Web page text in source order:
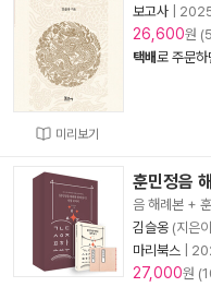
미리보기
보고사
26,600원
택배로 주문하
훈민정음
음 해례본 +
김슬옹 (지은
마리북스
27,000원